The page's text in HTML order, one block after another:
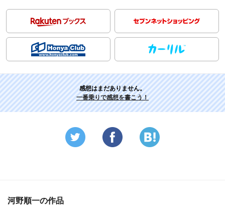
感想はまだありません。
一番乗りで感想を書こう！
河野順一の作品